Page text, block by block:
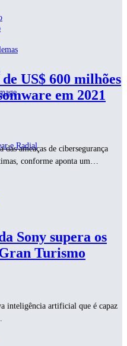
e Radial
US$ 600 milhões
em 2021
das ameaças de cibersegurança
conforme aponta um…
Sony supera os
Turismo
inteligência artificial que é capaz